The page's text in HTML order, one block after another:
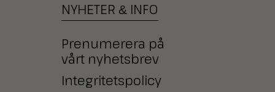
NYHETER & INFO
Prenumerera på
vårt nyhetsbrev
Integritetspolicy